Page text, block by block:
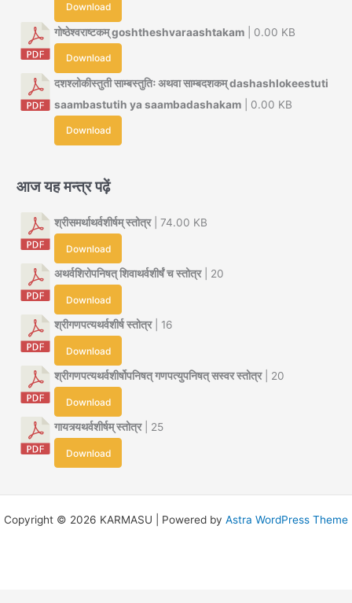
Download
गोष्ठेश्वराष्टकम् goshtheshvaraashtakam | 0.00 KB
Download
दशश्लोकीस्तुती साम्बस्तुतिः अथवा साम्बदशकम् dashashlokeestuti
saambastutih ya saambadashakam | 0.00 KB
Download
आज यह मन्त्र पढ़ें
श्रीसमर्थाथर्वशीर्षम् स्तोत्र| 74.00 KB
Download
अथर्वशिरोपनिषत् शिवाथर्वशीर्षं च स्तोत्र| 20
Download
श्रीगणपत्यथर्वशीर्ष स्तोत्र| 16
Download
श्रीगणपत्यथर्वशीर्षोपनिषत् गणपत्युपनिषत् सस्वर स्तोत्र| 20
Download
गायत्र्यथर्वशीर्षम् स्तोत्र| 25
Download
Copyright © 2026 KARMASU | Powered by Astra WordPress Theme